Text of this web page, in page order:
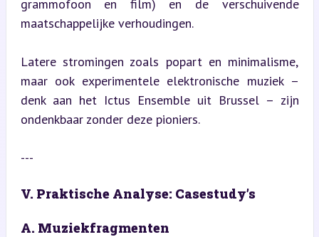
grammofoon en film) en de verschuivende
maatschappelijke verhoudingen.
Latere stromingen zoals popart en minimalisme,
maar ook experimentele elektronische muziek –
denk aan het Ictus Ensemble uit Brussel – zijn
ondenkbaar zonder deze pioniers.
---
V. Praktische Analyse: Casestudy’s
A. Muziekfragmenten